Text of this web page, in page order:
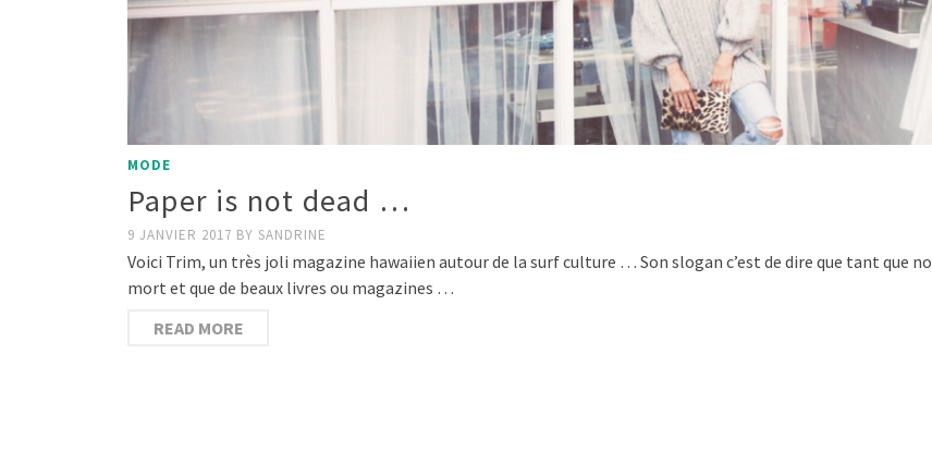
MODE
Paper is not dead …
9 JANVIER 2017 BY SANDRINE
Voici Trim, un très joli magazine hawaiien autour de la surf culture … Son slogan c’est de dire que tant que
mort et que de beaux livres ou magazines …
READ MORE